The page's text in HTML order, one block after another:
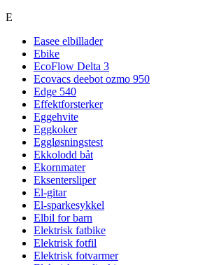
E
Easee elbillader
Ebike
EcoFlow Delta 3
Ecovacs deebot ozmo 950
Edge 540
Effektforsterker
Eggehvite
Eggkoker
Eggløsningstest
Ekkolodd båt
Ekornmater
Eksentersliper
El-gitar
El-sparkesykkel
Elbil for barn
Elektrisk fatbike
Elektrisk fotfil
Elektrisk fotvarmer